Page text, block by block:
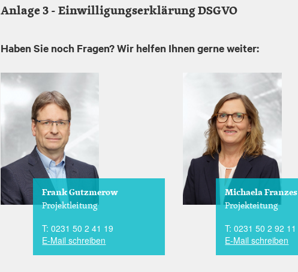
Anlage 3 - Einwilligungserklärung DSGVO
Haben Sie noch Fragen? Wir helfen Ihnen gerne weiter:
Image
Frank Gutzmerow
Projektleitung
T: 0231 50 2 41 19
E-Mail schreiben
Michaela Franzes
Projekteitung
T: 0231 50 2 92 11
E-Mail schreiben